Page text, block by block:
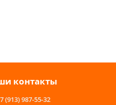
контакты
(913) 987-55-32